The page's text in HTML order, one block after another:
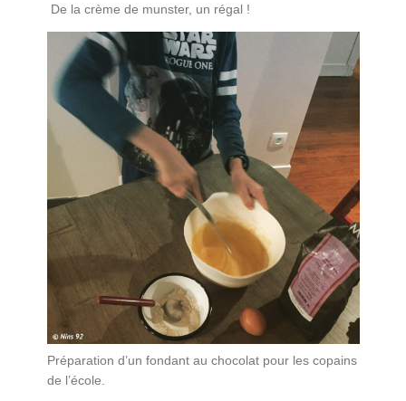
De la crème de munster, un régal !
Préparation d’un fondant au chocolat pour les copains
de l’école.